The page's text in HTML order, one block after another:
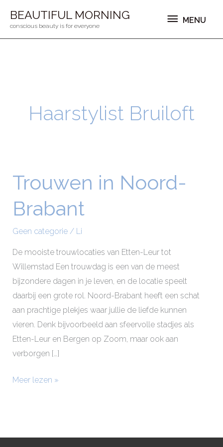
naarBEAUTIFUL MORNING
conscious beauty is for everyone
MENU
MENU
Haarstylist Bruiloft
Trouwen in Noord-
Brabant
Geen categorie/ Li
De mooiste trouwlocaties van Etten-Leur tot
Willemstad Een trouwdag is een van de meest
bijzondere dagen in je leven, en de locatie speelt
daarbij een grote rol. Noord-Brabant heeft een schat
aan prachtige plekjes waar jullie de liefde kunnen
vieren. Denk bijvoorbeeld aan sfeervolle stadjes als
Etten-Leur en Bergen op Zoom, maar ook aan
verborgen […]
Trouwen
Noord-
Meer lezen »